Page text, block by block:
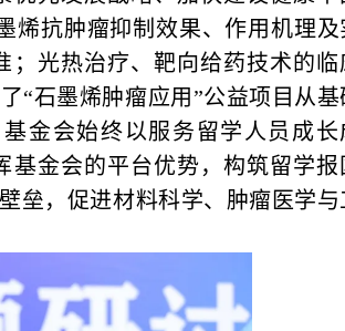
烯抗肿瘤抑制效果、作用机理及
；光热治疗、靶向给药技术的临
“石墨烯肿瘤应用”公益项目从基
金会始终以服务留学人员成长
基金会的平台优势，构筑留学报
垒，促进材料科学、肿瘤医学与